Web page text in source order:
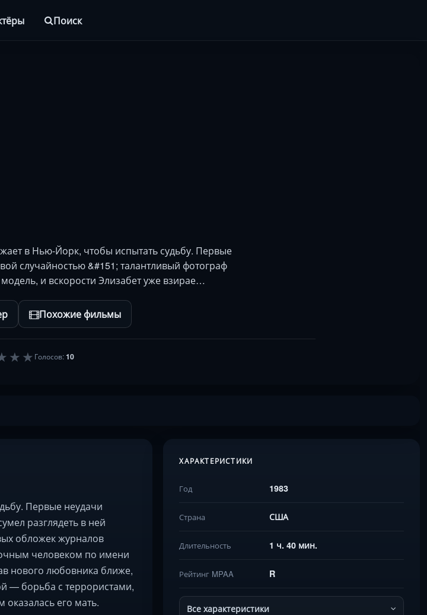
Поиск
в Нью-Йорк, чтобы испытать судьбу. Первые
случайностью &#151; талантливый фотограф
и вскорости Элизабет уже взирае…
Похожие фильмы
★★ Голосов:10
Первые неудачи
разглядеть в ней
обложек журналов
человеком по имени
нового любовника ближе,
— борьба с террористами,
его мать.
ХАРАКТЕРИСТИКИ
Год 1983
Страна США
Длительность 1 ч. 40 мин.
Рейтинг MPAA R
Все характеристики